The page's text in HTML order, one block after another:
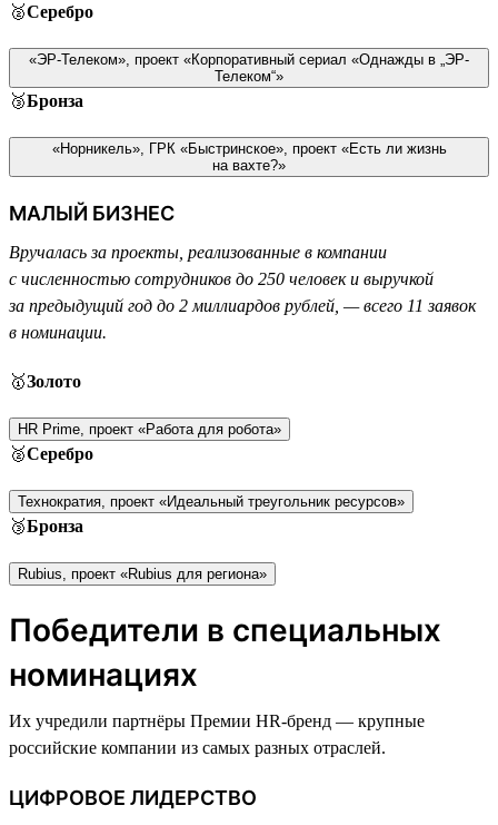
🥈Серебро
«ЭР-Телеком», проект «Корпоративный сериал «Однажды в „ЭР-
Телеком“»
🥉Бронза
«Норникель», ГРК «Быстринское», проект «Есть ли жизнь
на вахте?»
МАЛЫЙ БИЗНЕС
Вручалась за проекты, реализованные в компании
с численностью сотрудников до 250 человек и выручкой
за предыдущий год до 2 миллиардов рублей, — всего 11 заявок
в номинации.
🥇Золото
HR Prime, проект «Работа для робота»
🥈Серебро
Технократия, проект «Идеальный треугольник ресурсов»
🥉Бронза
Rubius, проект «Rubius для региона»
Победители в специальных
номинациях
Их учредили партнёры Премии HR-бренд — крупные
российские компании из самых разных отраслей.
ЦИФРОВОЕ ЛИДЕРСТВО